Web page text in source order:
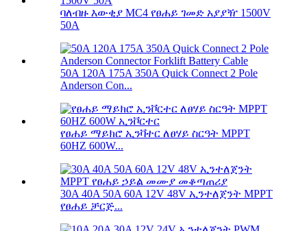
ባለብዙ እውቂያ MC4 የፀሐይ ገመድ አያያዥ 1500V
50A
50A 120A 175A 350A Quick Connect 2 Pole
Anderson Con...
የፀሐይ ማይክሮ ኢንቫተር ለፀሃይ ስርዓት MPPT
60HZ 600W...
30A 40A 50A 60A 12V 48V ኢንተለጀንት MPPT
የፀሐይ ቻርጅ...